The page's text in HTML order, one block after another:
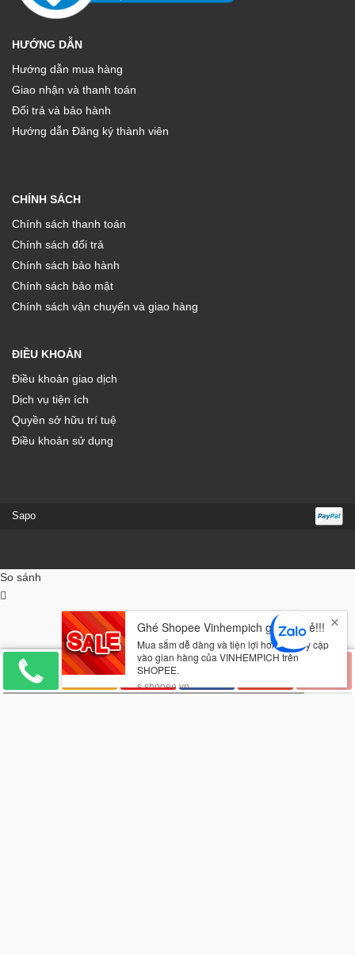
HƯỚNG DẪN
Hướng dẫn mua hàng
Giao nhận và thanh toán
Đổi trả và bảo hành
Hướng dẫn Đăng ký thành viên
CHÍNH SÁCH
Chính sách thanh toán
Chính sách đổi trả
Chính sách bảo hành
Chính sách bảo mật
Chính sách vận chuyển và giao hàng
ĐIỀU KHOẢN
Điều khoản giao dịch
Dịch vụ tiện ích
Quyền sở hữu trí tuệ
Điều khoản sử dụng
Sapo
So sánh